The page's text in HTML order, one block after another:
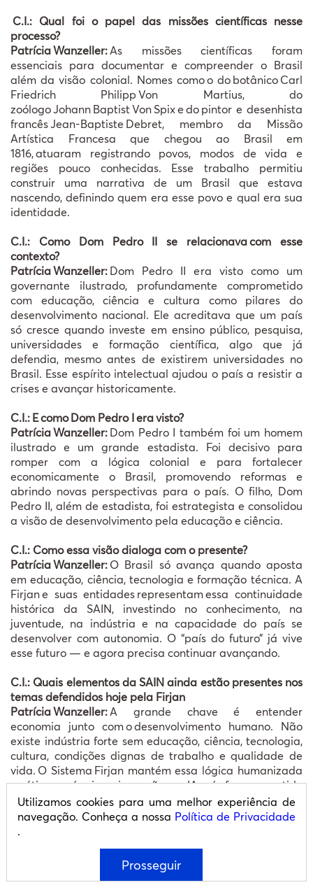
C.I.: Qual foi o papel das missões científicas nesse
processo?
PatríciaWanzeller:As missões científicas foram
essenciais para documentar e compreender o Brasil
além da visão colonial. Nomes comoo dobotânicoCarl
Friedrich Philipp Von Martius, do
zoólogoJohannBaptistVonSpixedopintor e desenhista
francêsJean-Baptiste Debret, membro da Missão
Artística Francesa que chegou ao Brasil em
1816,atuaram registrando povos, modos de vida e
regiões pouco conhecidas. Esse trabalho permitiu
construir uma narrativa de um Brasil que estava
nascendo, definindo quem era esse povo e qual era sua
identidade.
C.I.: Como Dom Pedro II se relacionavacom esse
contexto?
PatríciaWanzeller:Dom Pedro II era visto como um
governante ilustrado, profundamente comprometido
com educação, ciência e cultura como pilares do
desenvolvimento nacional. Ele acreditava que um país
só cresce quando investe em ensino público, pesquisa,
universidades e formação científica, algo que já
defendia, mesmo antes de existirem universidades no
Brasil. Esse espírito intelectual ajudou o país a resistir a
crises e avançar historicamente.
C.I.:EcomoDom Pedro Ieravisto?
PatríciaWanzeller:Dom Pedro I também foi um homem
ilustrado e um grande estadista. Foi decisivo para
romper com a lógica colonial e para fortalecer
economicamente o Brasil, promovendo reformas e
abrindo novas perspectivas para o país. O filho, Dom
Pedro II, além de estadista, foi estrategista e consolidou
a visão de desenvolvimento pela educação e ciência.
C.I.: Como essa visão dialoga com o presente?
PatríciaWanzeller:O Brasil só avança quando aposta
em educação, ciência, tecnologia e formação técnica. A
Firjane suas entidadesrepresentamessa continuidade
histórica da SAIN, investindo no conhecimento, na
juventude, na indústria e na capacidade do país se
desenvolver com autonomia. O “país do futuro” já vive
esse futuro — e agora precisa continuar avançando.
C.I.: Quais elementos da SAIN ainda estão presentes nos
temas defendidos hoje pela Firjan
PatríciaWanzeller:A grande chave é entender
economia junto comodesenvolvimento humano. Não
existe indústria forte sem educação, ciência, tecnologia,
cultura, condições dignas de trabalho e qualidade de
vida. O Sistema Firjan mantém essa lógica humanizada
eética: máquina, inovação e IA sófazem sentido
quando servem ao ser humano. Esseé o diferencial da
SAIN que permanece vivo naFirjan.
Porque muitos historiadores
Utilizamos cookies para uma melhor experiência de
navegação. Conheça a nossa Política de Privacidade
.
Prosseguir